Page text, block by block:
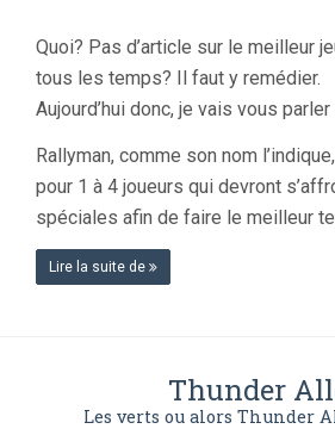
Quoi? Pas d’article sur le meilleur
tous les temps? Il faut y remédier.
Aujourd’hui donc, je vais vous parler
Rallyman, comme son nom
pour 1 à 4 joueurs qui devront
spéciales afin de faire le meilleur
Lire la suite de
Thunder
Les verts ou alors Thunder